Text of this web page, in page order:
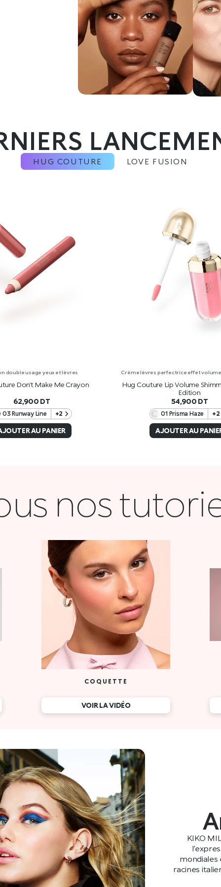
HUG COUTURE LOVE FUSION
double usage yeux et lèvres
Don’t Make Me Crayon
62,900 DT
03 Runway Line +2
AU PANIER
Crème lèvres perfectrice effet
Hug Couture Lip Volume
Edition
54,900 DT
01 Prisma Haze +2
AJOUTER AU
nos
COQUETTE
VOIR LA VIDÉO
KIKO
mondiales
racines